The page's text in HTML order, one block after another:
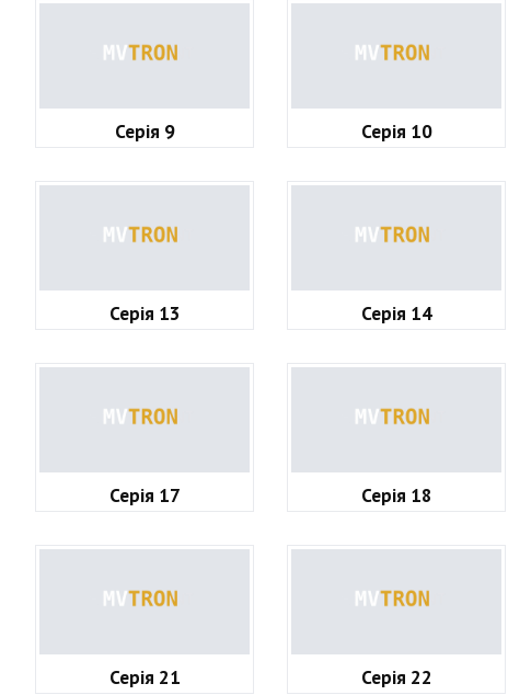
Серія 9 Серія 10
Серія 13 Серія 14
Серія 17 Серія 18
Серія 21 Серія 22